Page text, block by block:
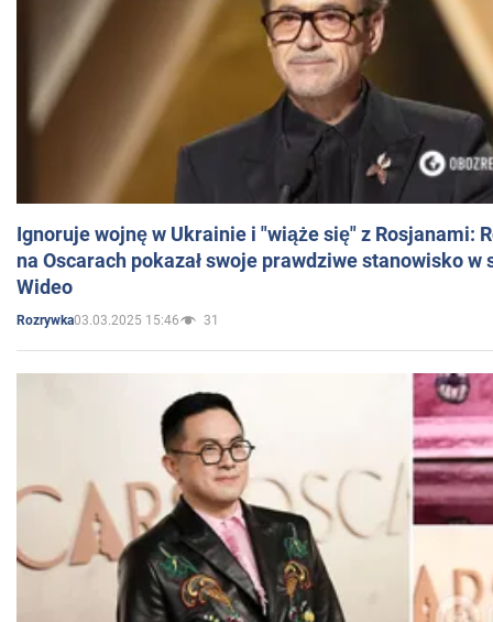
Ignoruje wojnę w Ukrainie i "wiąże się" z Rosjanami:
na Oscarach pokazał swoje prawdziwe stanowisko w
Wideo
Rozrywka03.03.2025 15:46 31